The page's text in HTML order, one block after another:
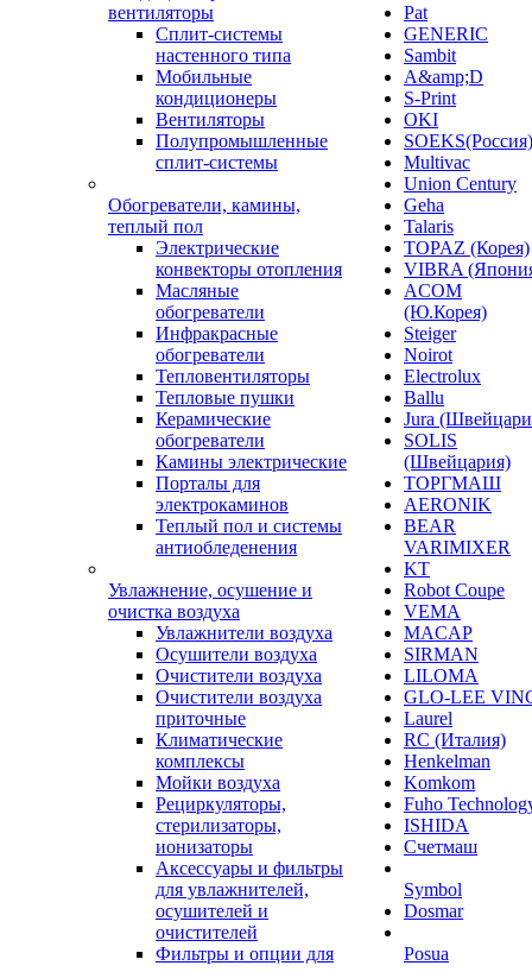
вентиляторы
Сплит-системы
настенного типа
Мобильные
кондиционеры
Вентиляторы
Полупромышленные
сплит-системы
Обогреватели, камины,
теплый пол
Электрические
конвекторы отопления
Масляные
обогреватели
Инфракрасные
обогреватели
Тепловентиляторы
Тепловые пушки
Керамические
обогреватели
Камины электрические
Порталы для
электрокаминов
Теплый пол и системы
антиобледенения
Увлажнение, осушение и
очистка воздуха
Увлажнители воздуха
Осушители воздуха
Очистители воздуха
Очистители воздуха
приточные
Климатические
комплексы
Мойки воздуха
Рециркуляторы,
стерилизаторы,
ионизаторы
Аксессуары и фильтры
для увлажнителей,
осушителей и
очистителей
Фильтры и опции для
Pat
GENERIC
Sambit
A&amp;D
S-Print
OKI
SOEKS(Россия)
Multivac
Union Century
Geha
Talaris
TOPAZ (Корея)
VIBRA
ACOM
(Ю.Корея)
Steiger
Noirot
Electrolux
Ballu
Jura
SOLIS
(Швейцария)
ТОРГМАШ
AERONIK
BEAR
VARIMIXER
KT
Robot Coupe
VEMA
MACAP
SIRMAN
LILOMA
GLO-LEE
Laurel
RC (Италия)
Henkelman
Komkom
Fuho
ISHIDA
Счетмаш
Symbol
Dosmar
Posua